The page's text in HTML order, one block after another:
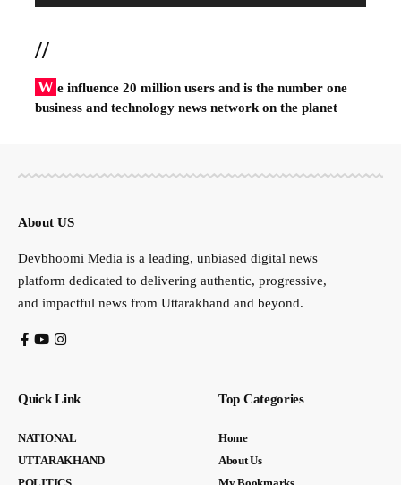
//
W e influence 20 million users and is the number one
business and technology news network on the planet
About US
Devbhoomi Media is a leading, unbiased digital news
platform dedicated to delivering authentic, progressive,
and impactful news from Uttarakhand and beyond.
Quick Link
NATIONAL
UTTARAKHAND
Top Categories
Home
About Us